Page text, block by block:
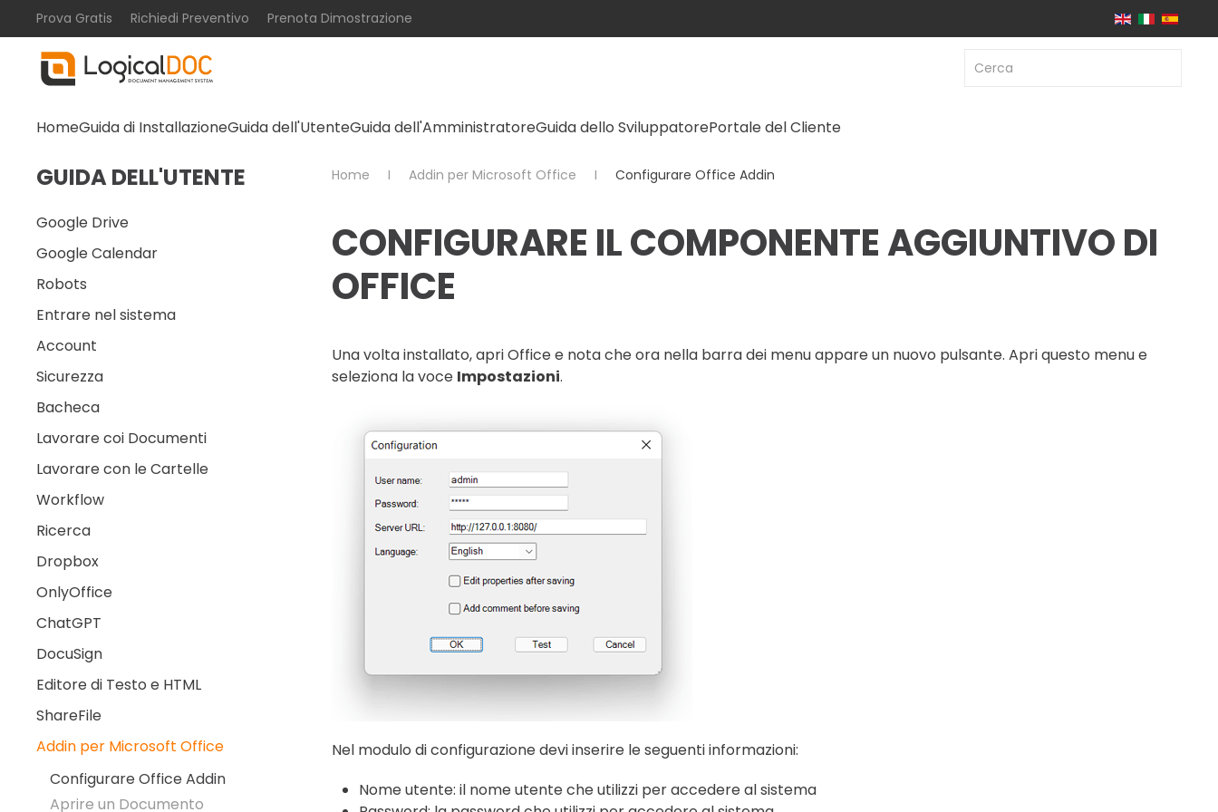
Skip to main content
Prova Gratis Richiedi Preventivo Prenota Dimostrazione
HomeGuida di InstallazioneGuida dell'UtenteGuida dell'AmministratoreGuida dello SviluppatorePortale del Cliente
Home Addin per Microsoft Office Configurare Office Addin
CONFIGURARE IL COMPONENTE AGGIUNTIVO DI
OFFICE
Una volta installato, apri Office e nota che ora nella barra dei menu appare un nuovo pulsante. Apri questo menu e
seleziona la voce Impostazioni.
Nel modulo di configurazione devi inserire le seguenti informazioni:
Nome utente: il nome utente che utilizzi per accedere al sistema
GUIDA DELL'UTENTE
Google Drive
Google Calendar
Robots
Entrare nel sistema
Account
Sicurezza
Bacheca
Lavorare coi Documenti
Lavorare con le Cartelle
Workflow
Ricerca
Dropbox
OnlyOffice
ChatGPT
DocuSign
Editore di Testo e HTML
ShareFile
Addin per Microsoft Office
Configurare Office Addin
Aprire un Documento